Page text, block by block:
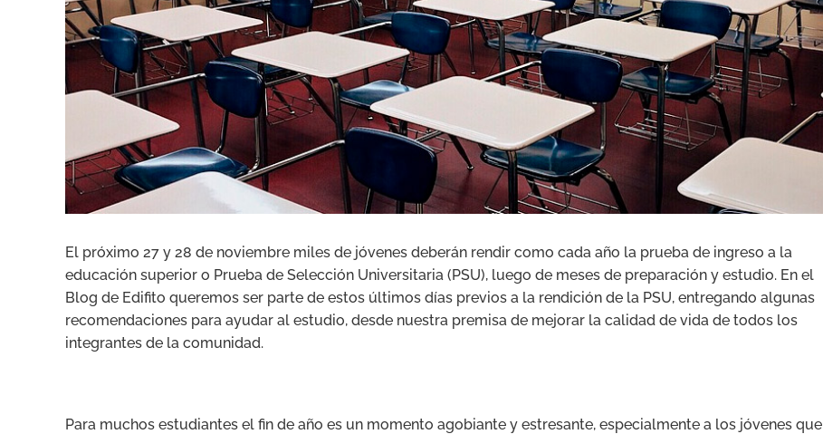
El próximo 27 y 28 de noviembre miles de jóvenes deberán rendir como cada año la prueba de ingreso a la
educación superior o Prueba de Selección Universitaria (PSU), luego de meses de preparación y estudio. En el
Blog de Edifito queremos ser parte de estos últimos días previos a la rendición de la PSU, entregando algunas
recomendaciones para ayudar al estudio, desde nuestra premisa de mejorar la calidad de vida de todos los
integrantes de la comunidad.
Para muchos estudiantes el fin de año es un momento agobiante y estresante, especialmente a los jóvenes que